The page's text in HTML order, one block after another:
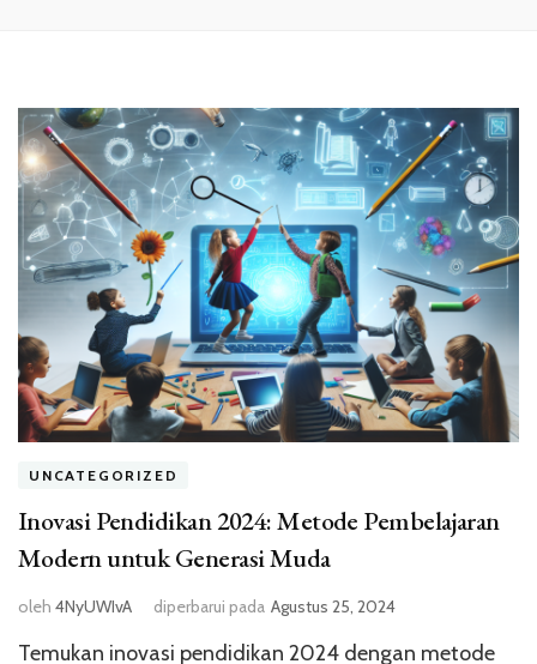
UNCATEGORIZED
Inovasi Pendidikan 2024: Metode Pembelajaran
Modern untuk Generasi Muda
oleh 4NyUWIvA diperbarui pada Agustus 25, 2024
Temukan inovasi pendidikan 2024 dengan metode